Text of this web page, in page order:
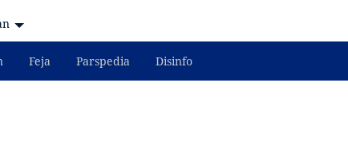
Feja Parspedia Disinfo